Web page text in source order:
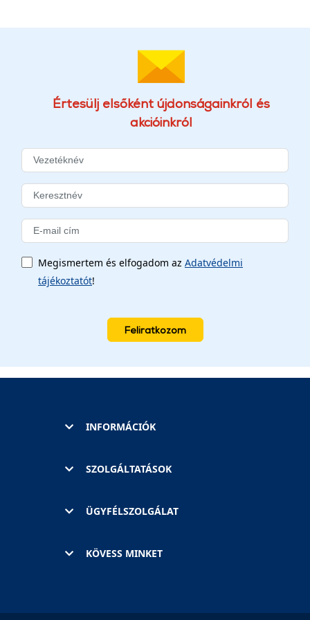
Értesülj elsőként újdonságainkról és
akcióinkról
Megismertem és elfogadom az Adatvédelmi
tájékoztatót!
Feliratkozom
INFORMÁCIÓK
SZOLGÁLTATÁSOK
ÜGYFÉLSZOLGÁLAT
KÖVESS MINKET